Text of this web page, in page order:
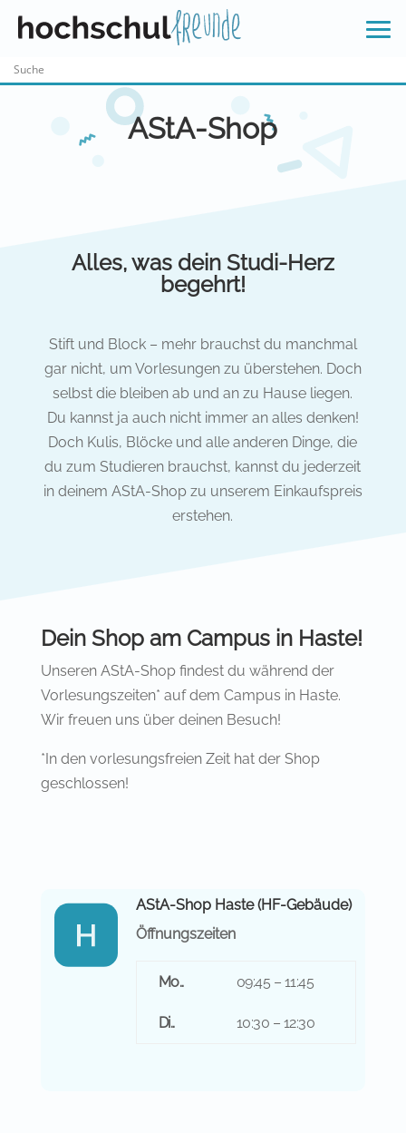
AStA-Shop
Alles, was dein Studi-Herz
begehrt!
Stift und Block – mehr brauchst du manchmal
gar nicht, um Vorlesungen zu überstehen. Doch
selbst die bleiben ab und an zu Hause liegen.
Du kannst ja auch nicht immer an alles denken!
Doch Kulis, Blöcke und alle anderen Dinge, die
du zum Studieren brauchst, kannst du jederzeit
in deinem AStA-Shop zu unserem Einkaufspreis
erstehen.
Dein Shop am Campus in Haste!
Unseren AStA-Shop findest du während der
Vorlesungszeiten* auf dem Campus in Haste.
Wir freuen uns über deinen Besuch!
*In den vorlesungsfreien Zeit hat der Shop
geschlossen!
AStA-Shop Haste (HF-Gebäude)
Öffnungszeiten
Mo.. 09:45 – 11:45
Di.. 10:30 – 12:30